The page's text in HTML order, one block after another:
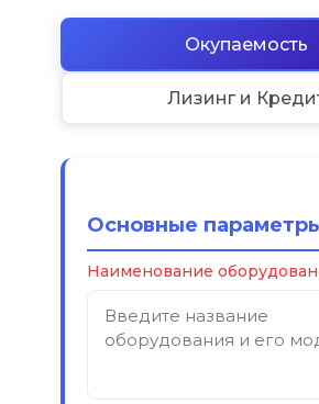
Окупаемость
Лизинг и
Основные
Наименование